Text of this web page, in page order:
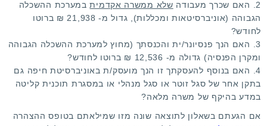
2. האם שכרך מעבודה
שלא ממשרה אקדמיתבמערכת ההשכלה
הגבוהה (אוניברסיטאות ומכללות), גדול מ- 21,938 ₪ ברוטו
לחודש?
3. האם הנך פנסיונר/ית והכנסתך (מחוץ למערכת ההשכלה הגבוהה
ומקרן הפנסיה) גדולה מ- 12,536 ₪ ברוטו לחודש?
4. האם בנוסף להעסקתך זו הנך מועסק/ת באוניברסיטת חיפה גם
בתקן אחר של סגל זוטר או סגל מנהלי או במסגרת תוכנית קליטה
במדע בהיקף של משרה מלאה?
אם הגעתם בשאלון לתוצאה שונה מזו שמילאתם בטופס ההצהרה